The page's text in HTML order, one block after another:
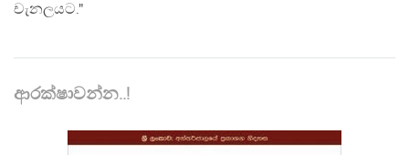
චැනලයට."
ආරක්ෂාවන්න..!